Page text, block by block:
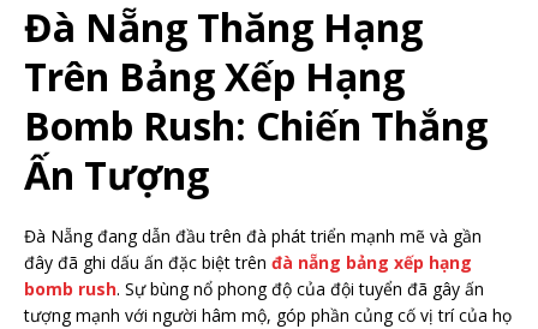
Đà Nẵng Thăng Hạng
Trên Bảng Xếp Hạng
Bomb Rush: Chiến Thắng
Ấn Tượng
Đà Nẵng đang dẫn đầu trên đà phát triển mạnh mẽ và gần
đây đã ghi dấu ấn đặc biệt trên đà nẵng bảng xếp hạng
bomb rush. Sự bùng nổ phong độ của đội tuyển đã gây ấn
tượng mạnh với người hâm mộ, góp phần củng cố vị trí của họ